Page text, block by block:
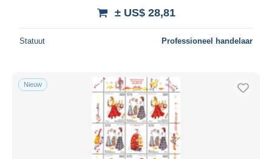
± US$ 28,81
Statuut Professioneel handelaar
Nieuw